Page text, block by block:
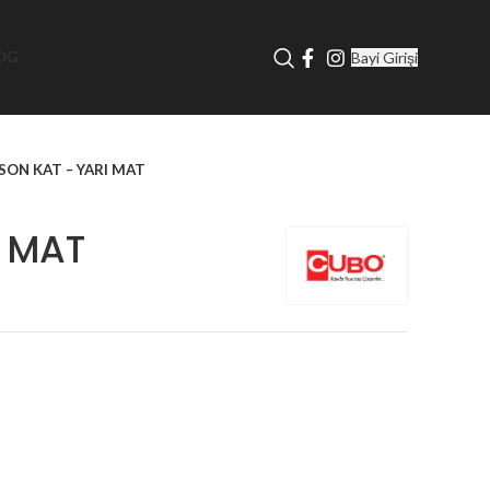
Bayi Girişi
KAT – YARI MAT